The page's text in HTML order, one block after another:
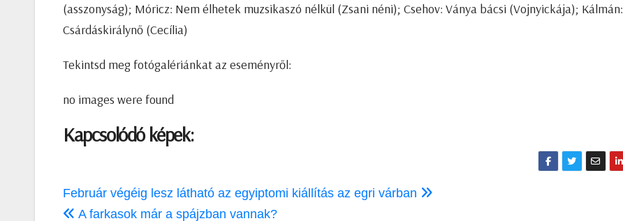
(asszonyság); Móricz: Nem élhetek muzsikaszó nélkül (Zsani néni); Csehov: Ványa bácsi (Vojnyickája); Kálmán:
Csárdáskirálynő (Cecília)
Tekintsd meg fotógalériánkat az eseményről:
no images were found
Kapcsolódó képek:
Bejegyzés
Február végéig lesz látható az egyiptomi kiállítás az egri várban
A farkasok már a spájzban vannak?